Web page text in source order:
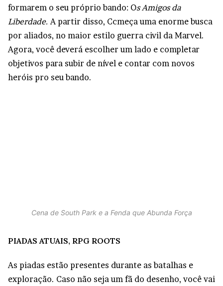
formarem o seu próprio bando: Os Amigos da
Liberdade.A partir disso, Ccmeça uma enorme busca
por aliados, no maior estilo guerra civil da Marvel.
Agora, você deverá escolher um lado e completar
objetivos para subir de nível e contar com novos
heróis pro seu bando.
Cena de South Park e a Fenda que Abunda Força
PIADAS ATUAIS, RPG ROOTS
As piadas estão presentes durante as batalhas e
exploração. Caso não seja um fã do desenho, você vai